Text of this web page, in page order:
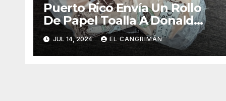
Puerto Rico Envía Un Rollo
De Papel Toalla A Donald
Trump Pa’ Que Use Las Hojas
De Curita
JUL 14, 2024 EL CANGRIMÁN